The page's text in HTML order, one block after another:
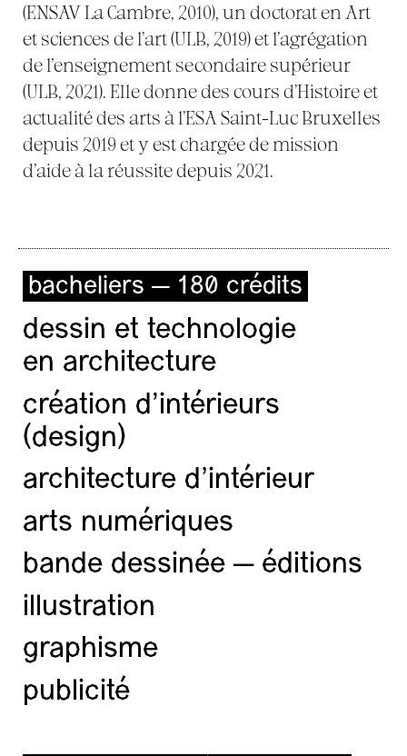
(ENSAV La Cambre, 2010), un doctorat en Art
et sciences de l’art (ULB, 2019) et l’agrégation
de l’enseignement secondaire supérieur
(ULB, 2021). Elle donne des cours d’Histoire et
actualité des arts à l’ESA Saint-Luc Bruxelles
depuis 2019 et y est chargée de mission
d’aide à la réussite depuis 2021.
bacheliers — 180 crédits
dessin et technologie
en architecture
création d'intérieurs
(design)
architecture d’intérieur
arts numériques
bande dessinée — éditions
illustration
graphisme
publicité